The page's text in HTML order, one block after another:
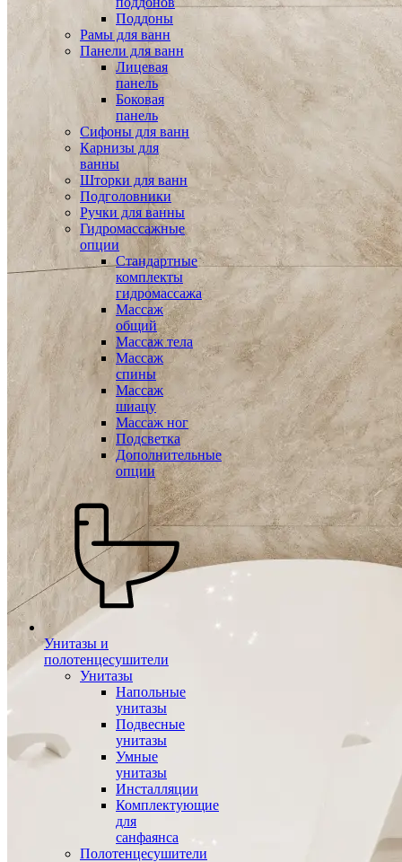
Поддоны
Рамы для ванн
Панели для ванн
Лицевая
панель
Боковая
панель
Сифоны для ванн
Карнизы для
ванны
Шторки для ванн
Подголовники
Ручки для ванны
Гидромассажные
опции
Стандартные
комплекты
гидромассажа
Массаж
общий
Массаж тела
Массаж
спины
Массаж
шиацу
Массаж ног
Подсветка
Дополнительные
опции
Унитазы и
полотенцесушители
Унитазы
Напольные
унитазы
Подвесные
унитазы
Умные
унитазы
Инсталляции
Комплектующие
для
санфаянса
Полотенцесушители